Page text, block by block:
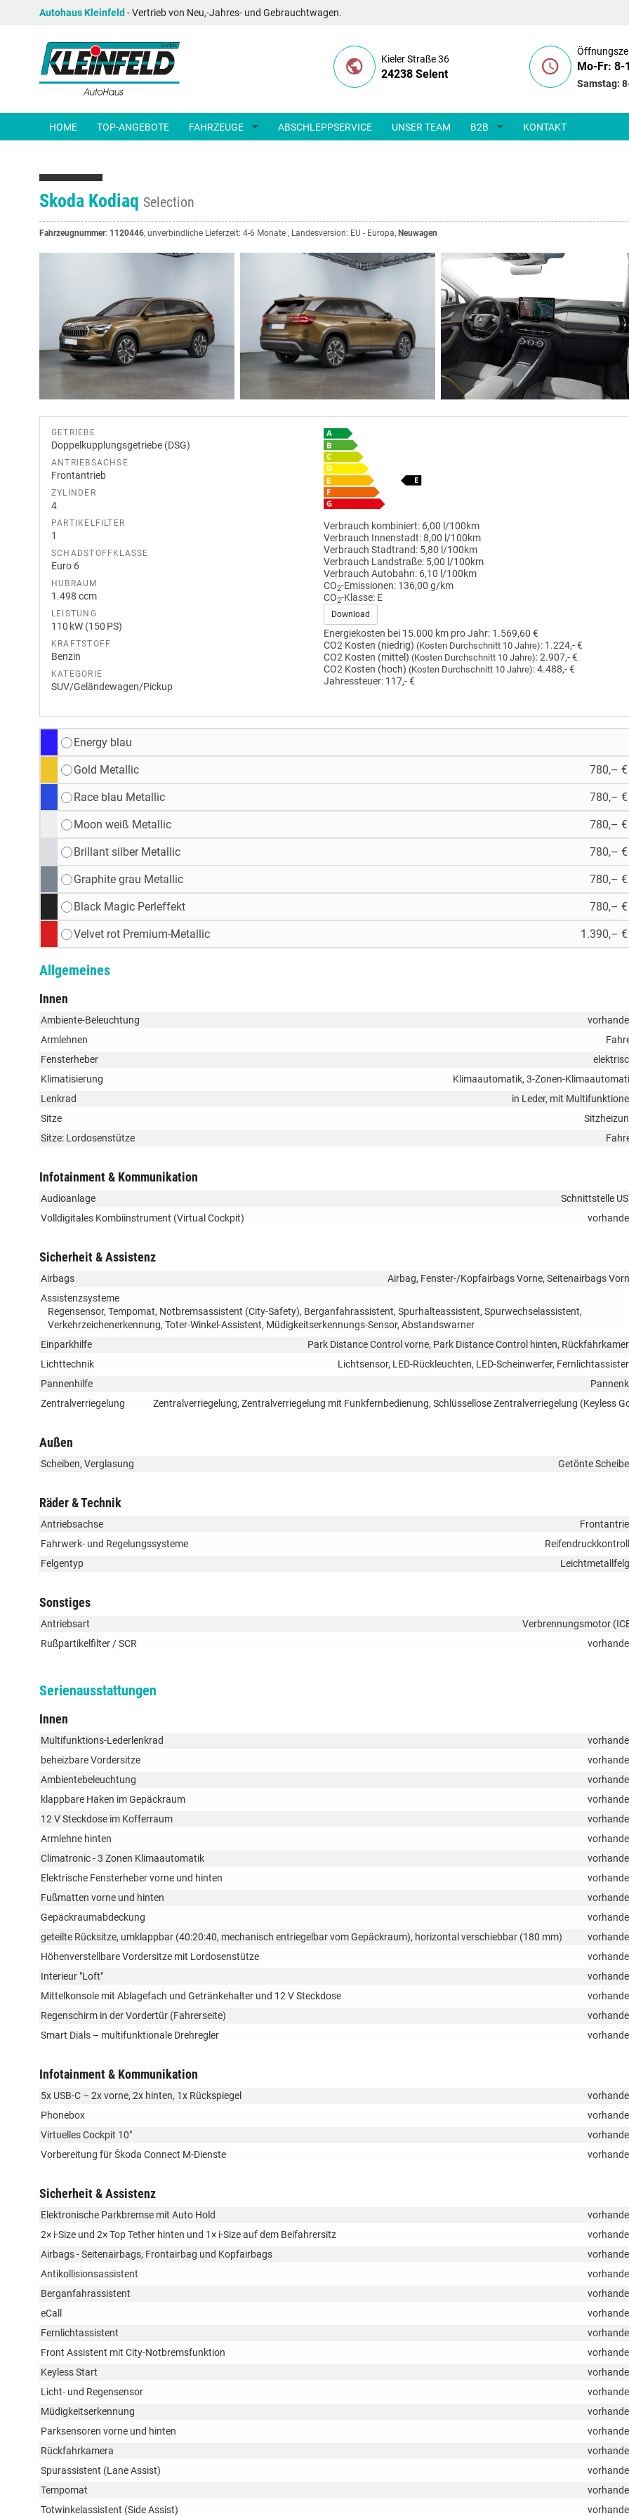
Autohaus Kleinfeld - Vertrieb von Neu,-Jahres- und Gebrauchtwagen.
Kieler Straße 36
24238 Selent
Mo-Fr: 8-
Samstag:
HOME TOP-ANGEBOTE FAHRZEUGE ABSCHLEPPSERVICE UNSER TEAM B2B KONTAKT
Skoda Kodiaq Selection
Fahrzeugnummer: 1120446, unverbindliche Lieferzeit: 4-6 Monate , Landesversion: EU - Europa, Neuwagen
GETRIEBE
Doppelkupplungsgetriebe (DSG)
ANTRIEBSACHSE
Frontantrieb
ZYLINDER
4
PARTIKELFILTER
1
SCHADSTOFFKLASSE
Euro 6
HUBRAUM
1.498 ccm
LEISTUNG
110 kW (150 PS)
KRAFTSTOFF
Benzin
KATEGORIE
SUV/Geländewagen/Pickup
Verbrauch kombiniert: 6,00 l/100km
Verbrauch Innenstadt:8,00 l/100km
Verbrauch Stadtrand: 5,80 l/100km
Verbrauch Landstraße: 5,00 l/100km
Verbrauch Autobahn: 6,10 l/100km
CO2-Emissionen: 136,00 g/km
CO2-Klasse: E
Download
Energiekosten bei 15.000 km pro Jahr: 1.569,60 €
CO2 Kosten (niedrig) (Kosten Durchschnitt 10 Jahre): 1.224,- €
CO2 Kosten (mittel) (Kosten Durchschnitt 10 Jahre):2.907,- €
CO2 Kosten (hoch) (Kosten Durchschnitt 10 Jahre):4.488,- €
Jahressteuer: 117,- €
Energy blau
Gold Metallic 780,– €
Race blau Metallic 780,– €
Moon weiß Metallic 780,– €
Brillant silber Metallic 780,– €
Graphite grau Metallic 780,– €
Black Magic Perleffekt 780,– €
Velvet rot Premium-Metallic 1.390,– €
Allgemeines
Innen
Ambiente-Beleuchtung
Armlehnen
Fensterheber
Klimatisierung
Klimaautomatik, 3-Zonen-
Lenkrad
in Leder, mit
Sitze
Sitze: Lordosenstütze
Infotainment & Kommunikation
Audioanlage
Schnittstelle
Volldigitales Kombiinstrument (Virtual Cockpit)
Sicherheit & Assistenz
Airbags
Airbag, Fenster-/Kopfairbags Vorne, Seitenairbags
Assistenzsysteme
Regensensor, Tempomat, Notbremsassistent (City-Safety), Berganfahrassistent, Spurhalteassistent, Spurwechselassistent,
Verkehrzeichenerkennung, Toter-Winkel-Assistent, Müdigkeitserkennungs-Sensor, Abstandswarner
Einparkhilfe
Park Distance Control vorne, Park Distance Control hinten,
Lichttechnik
Lichtsensor, LED-Rückleuchten, LED-Scheinwerfer,
Pannenhilfe
Zentralverriegelung
Zentralverriegelung, Zentralverriegelung mit Funkfernbedienung, Schlüssellose Zentralverriegelung (Keyless
Außen
Scheiben, Verglasung Getönte
Räder & Technik
Antriebsachse
Fahrwerk- und Regelungssysteme
Felgentyp
Sonstiges
Antriebsart
Verbrennungsmotor
Rußpartikelfilter / SCR
Serienausstattungen
Innen
Multifunktions-Lederlenkrad
beheizbare Vordersitze
Ambientebeleuchtung
klappbare Haken im Gepäckraum
12 V Steckdose im Kofferraum
Armlehne hinten
Climatronic - 3 Zonen Klimaautomatik
Elektrische Fensterheber vorne und hinten
Fußmatten vorne und hinten
Gepäckraumabdeckung
geteilte Rücksitze, umklappbar (40:20:40, mechanisch entriegelbar vom Gepäckraum), horizontal verschiebbar (180 mm)
Höhenverstellbare Vordersitze mit Lordosenstütze
Interieur "Loft"
Mittelkonsole mit Ablagefach und Getränkehalter und 12 V Steckdose
Regenschirm in der Vordertür (Fahrerseite)
Smart Dials – multifunktionale Drehregler
Infotainment & Kommunikation
5x USB-C – 2x vorne, 2x hinten, 1x Rückspiegel
Phonebox
Virtuelles Cockpit 10"
Vorbereitung für Škoda Connect M-Dienste
Sicherheit & Assistenz
Elektronische Parkbremse mit Auto Hold
2× i-Size und 2× Top Tether hinten und 1× i-Size auf dem Beifahrersitz
Airbags - Seitenairbags, Frontairbag und Kopfairbags
Antikollisionsassistent
Berganfahrassistent
eCall
Fernlichtassistent
Front Assistent mit City-Notbremsfunktion
Keyless Start
Licht- und Regensensor
Müdigkeitserkennung
Parksensoren vorne und hinten
Rückfahrkamera
Spurassistent (Lane Assist)
Tempomat
Totwinkelassistent (Side Assist)